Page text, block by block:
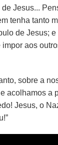
Jesus...
tenha tanto
de Jesus;
aos
sobre a
e acolhamos a
Jesus, o